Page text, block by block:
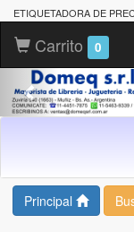
ETIQUETADORA DE
Carrito 0
Principal